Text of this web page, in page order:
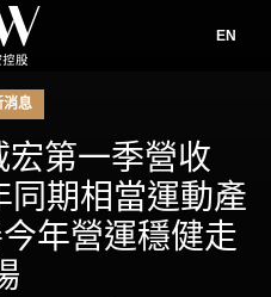
EN
消息
第一季營收
同期相當運動產
年營運穩健走